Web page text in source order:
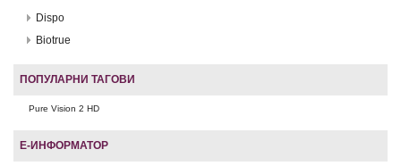
Dispo
Biotrue
ПОПУЛАРНИ ТАГОВИ
Pure Vision 2 HD
Е-ИНФОРМАТОР